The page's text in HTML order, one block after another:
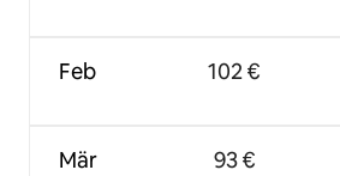
Feb
Mär
102 €
93 €